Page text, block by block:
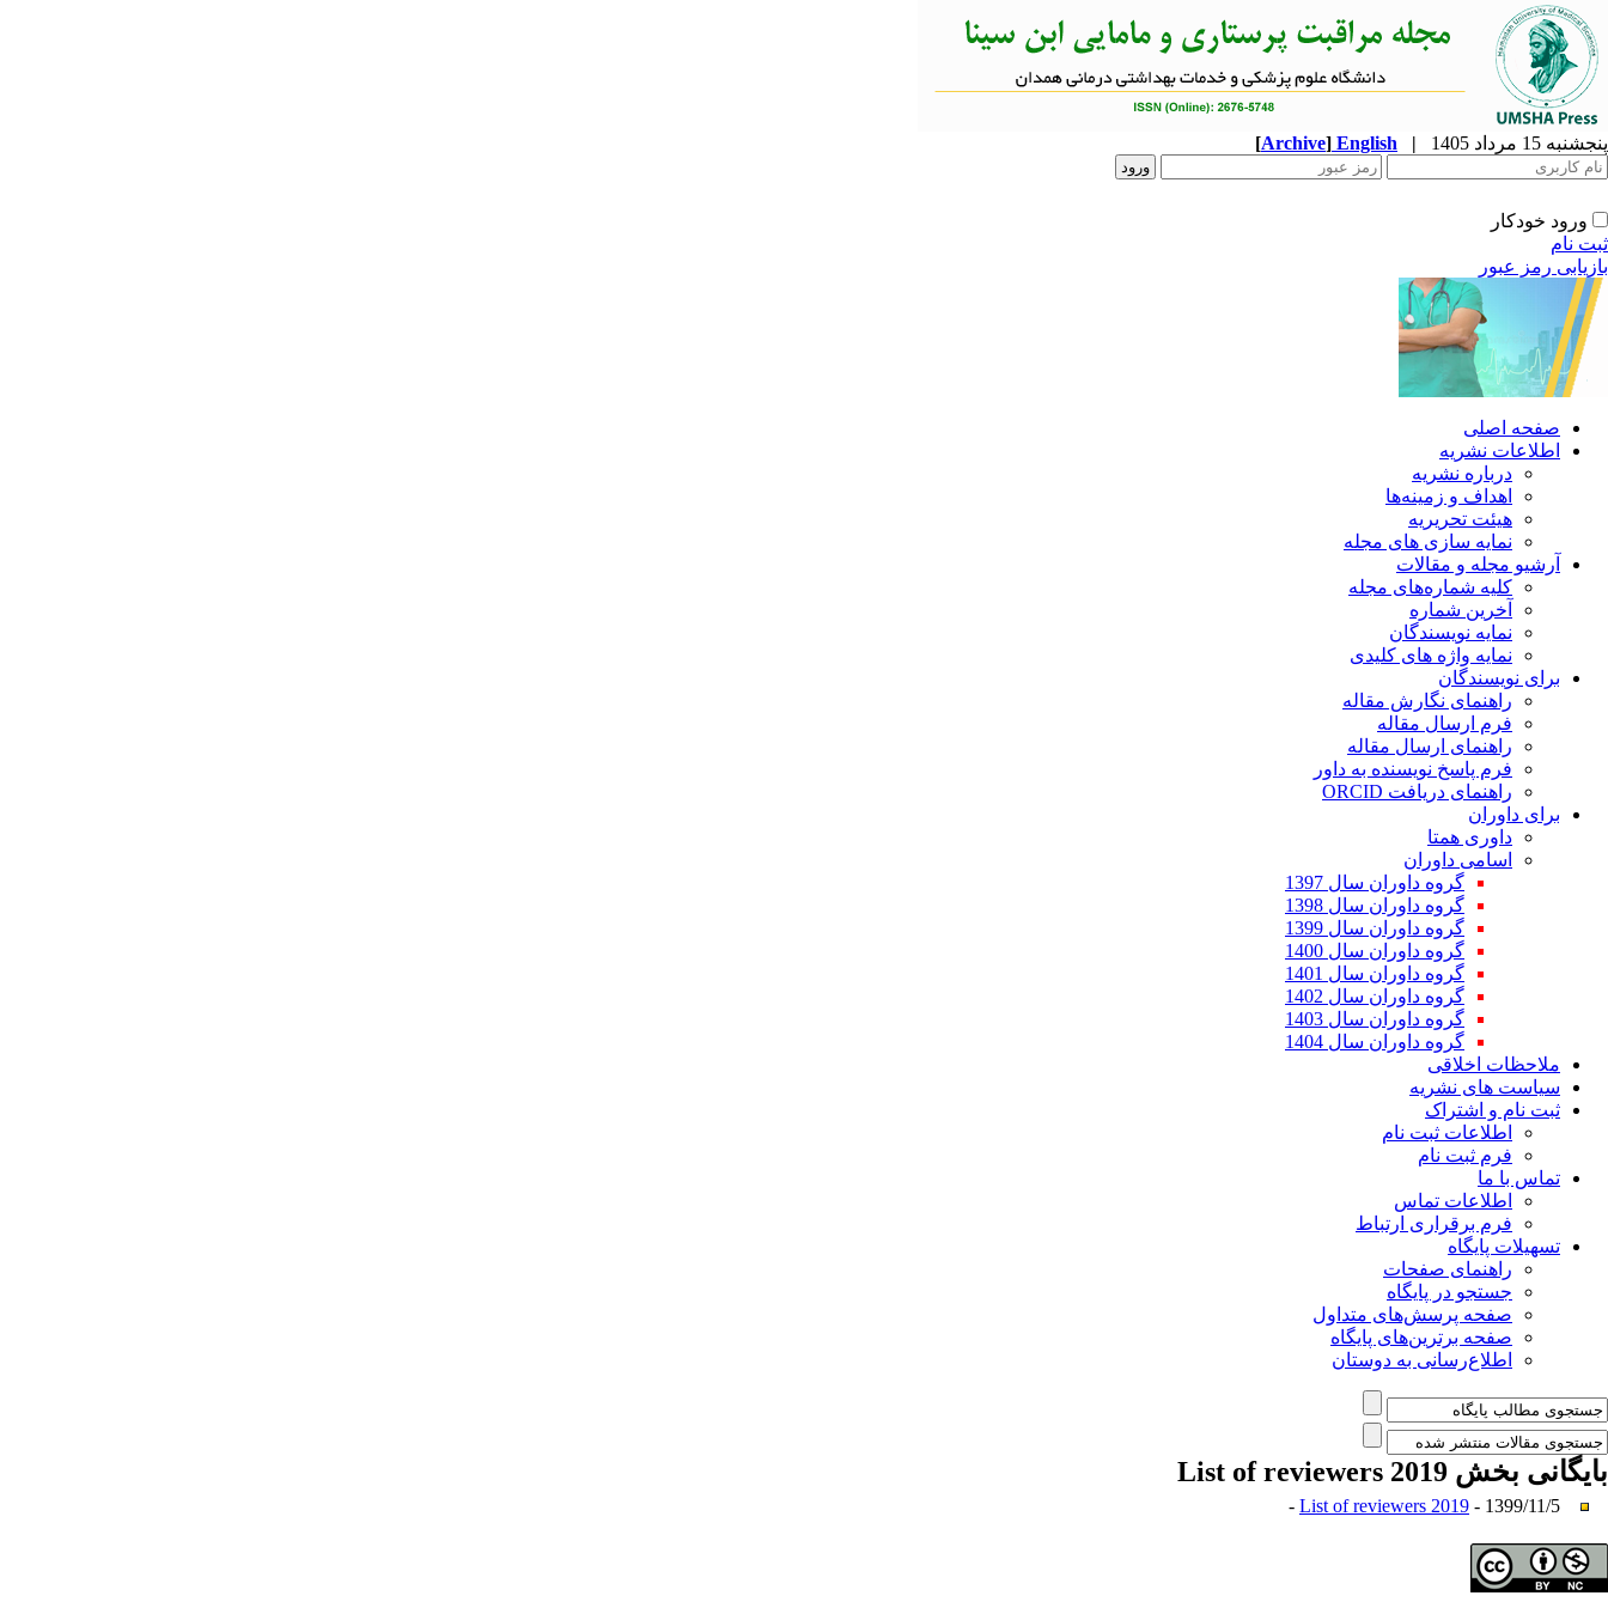
پنجشنبه 15 مرداد 1405 |
English
[Archive]
ورود خودکار
ثبت نام
بازیابی رمز عبور
صفحه اصلی
اطلاعات نشریه
درباره نشریه
اهداف و زمینه‌ها
هیئت تحریریه
نمایه سازی های مجله
آرشیو مجله و مقالات
کلیه شماره‌های مجله
آخرین شماره
نمایه نویسندگان
نمایه واژه های کلیدی
برای نویسندگان
راهنمای نگارش مقاله
فرم ارسال مقاله
راهنمای ارسال مقاله
فرم پاسخ نویسنده به داور
راهنمای دریافت ORCID
برای داوران
داوری همتا
اسامی داوران
گروه داوران سال 1397
گروه داوران سال 1398
گروه داوران سال 1399
گروه داوران سال 1400
گروه داوران سال 1401
گروه داوران سال 1402
گروه داوران سال 1403
گروه داوران سال 1404
ملاحظات اخلاقی
سیاست های نشریه
ثبت نام و اشتراک
اطلاعات ثبت نام
فرم ثبت نام
تماس با ما
اطلاعات تماس
فرم برقراری ارتباط
تسهیلات پایگاه
راهنمای صفحات
جستجو در پایگاه
صفحه پرسش‌های متداول
صفحه برترین‌های پایگاه
اطلاع‌رسانی به دوستان
بایگانی بخش List of reviewers 2019
List of reviewers 2019 - 1399/11/5 -